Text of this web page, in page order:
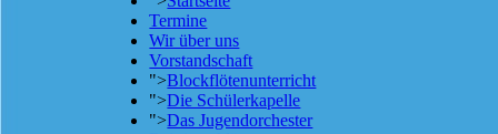
Termine
Wir über uns
Vorstandschaft
">Blockflötenunterricht
">Die Schülerkapelle
">Das Jugendorchester